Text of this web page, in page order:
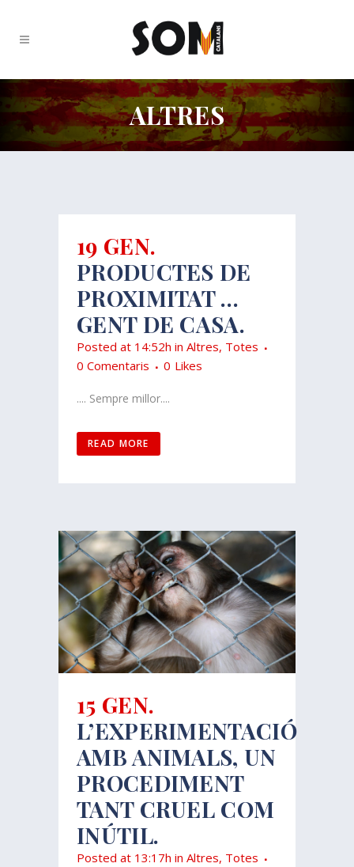
ALTRES
19 GEN.
PRODUCTES DE
PROXIMITAT …
GENT DE CASA.
Posted at 14:52h in Altres, Totes
0 Comentaris
0 Likes
.... Sempre millor....
READ MORE
15 GEN.
L’EXPERIMENTACIÓ
AMB ANIMALS, UN
PROCEDIMENT
TANT CRUEL COM
INÚTIL.
Posted at 13:17h in Altres, Totes